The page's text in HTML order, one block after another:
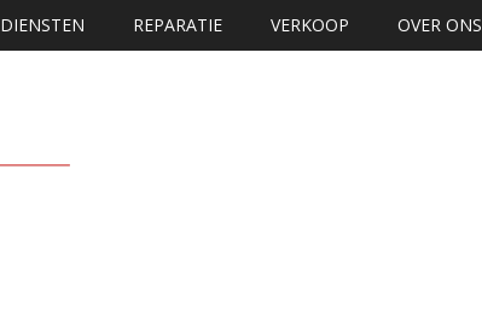
DIENSTEN REPARATIE VERKOOP OVER ONS